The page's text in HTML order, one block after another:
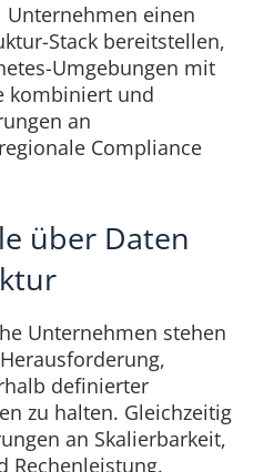
einen
Stack bereitstellen,
Umgebungen mit
kombiniert und
an
Compliance
über Daten
Unternehmen stehen
definierter
zu halten. Gleichzeitig
an Skalierbarkeit,
Rechenleistung.